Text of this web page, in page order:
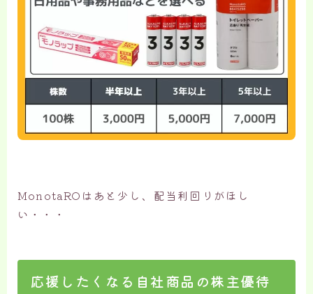
MonotaROはあと少し、配当利回りがほし
い・・・
応援したくなる自社商品の株主優待